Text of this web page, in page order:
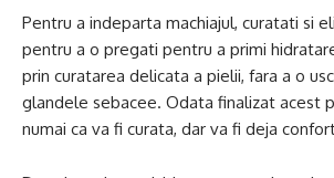
Pentru a indeparta machiajul, curatati si
pentru a o pregati pentru a primi
prin curatarea delicata a pielii, fara a o
glandele sebacee. Odata finalizat acest
numai ca va fi curata, dar va fi deja